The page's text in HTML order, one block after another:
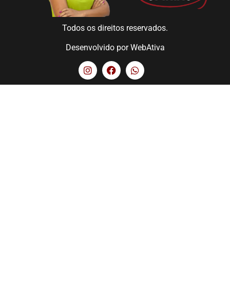
Todos os direitos reservados.
Desenvolvido porWebAtiva